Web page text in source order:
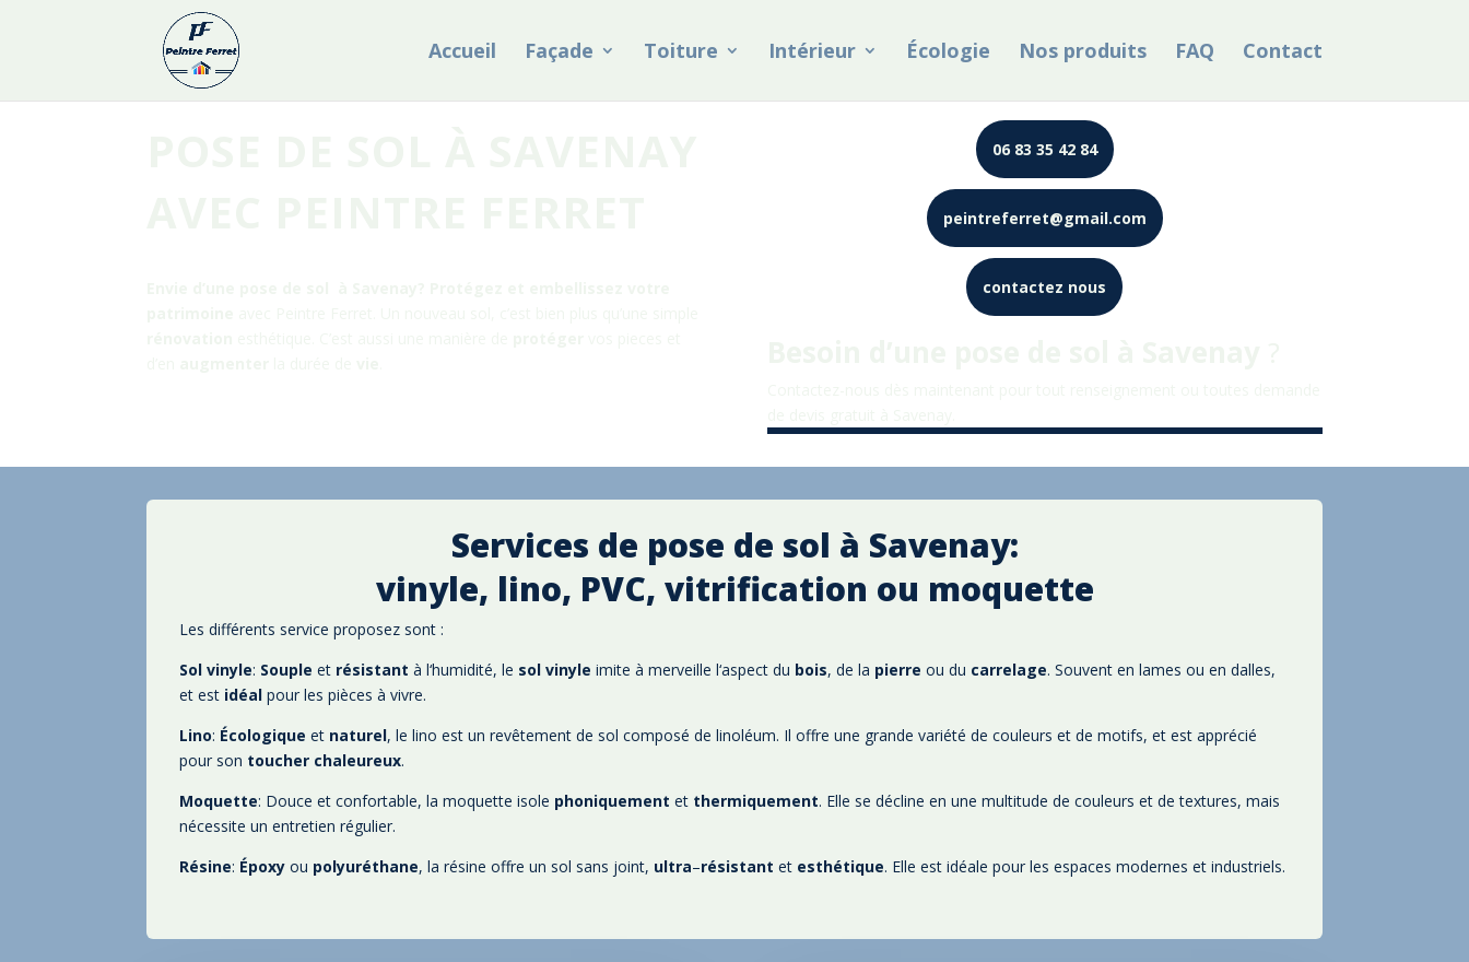
Accueil Façade Toiture Intérieur Écologie Nos produits FAQ Contact
06 83 35 42 84
peintreferret@gmail.com
contactez nous
Services de pose de sol à Savenay:
vinyle, lino, PVC, vitrification ou moquette
Les différents service proposez sont :
Sol vinyle: Souple et résistant à l‘humidité, le sol vinyle imite à merveille l‘aspect du bois, de la pierre ou du carrelage. Souvent en lames ou en dalles,
et est idéal pour les pièces à vivre.
Lino: Écologique et naturel, le lino est un revêtement de sol composé de linoléum. Il offre une grande variété de couleurs et de motifs, et est apprécié
pour son toucher chaleureux.
Moquette: Douce et confortable, la moquette isole phoniquement et thermiquement. Elle se décline en une multitude de couleurs et de textures, mais
nécessite un entretien régulier.
Résine: Époxy ou polyuréthane, la résine offre un sol sans joint, ultra–résistant et esthétique. Elle est idéale pour les espaces modernes et industriels.